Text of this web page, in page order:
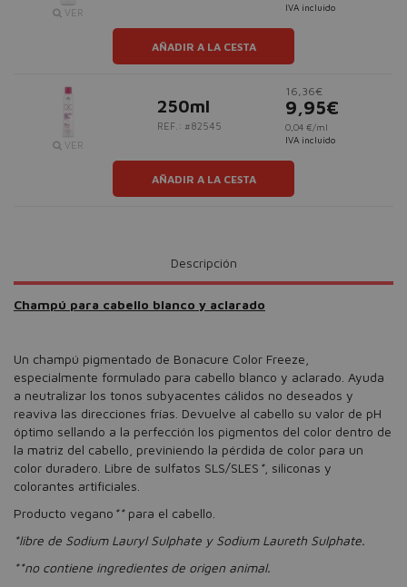
VER
IVA incluido
AÑADIR A LA CESTA
VER
250ml
REF.: #82545
16,36€
9,95€
0,04 €/ml
IVA incluido
AÑADIR A LA CESTA
Descripción
Champú para cabello blanco y aclarado
Un champú pigmentado de Bonacure Color Freeze,
especialmente formulado para cabello blanco y aclarado. Ayuda
a neutralizar los tonos subyacentes cálidos no deseados y
reaviva las direcciones frías. Devuelve al cabello su valor de pH
óptimo sellando a la perfección los pigmentos del color dentro de
la matriz del cabello, previniendo la pérdida de color para un
color duradero. Libre de sulfatos SLS/SLES *, siliconas y
colorantes artificiales.
Producto vegano **para el cabello.
*libre de Sodium Lauryl Sulphate y Sodium Laureth Sulphate.
**no contiene ingredientes de origen animal.